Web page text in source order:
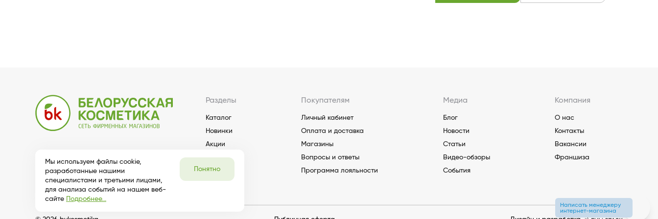
Разделы
Каталог
Новинки
Акции
Покупателям
Личный кабинет
Оплата и доставка
Магазины
Вопросы и ответы
Программа лояльности
Медиа
Блог
Новости
Статьи
Видео-обзоры
События
Компания
О нас
Контакты
Вакансии
Франшиза
Мы используем файлы cookie,
разработанные нашими
специалистами и третьими лицами,
для анализа событий на нашем веб-
сайте Подробнее...
Понятно
Написать менеджеру
интернет-магазина